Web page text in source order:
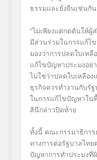
ธรรมและยั่งยืนเช่นกัน
“ไม่เพียงแต่กดดันให้
มีส่วนร่วมในการแก้ไ
มองว่าการปลดใบเห
แก้ไขปัญหาประมงอย่
ไม่ใช่ว่าปลดใบเหลือง
ธุรกิจควรทำงานกับรั
ในการแก้ไขปัญหาใน
สินีกล่าวปิดท้าย
ทั้งนี้ คณะกรรมาธิการ
ทางการต่อรัฐบาลไท
ปัญหาการทำประมงที่